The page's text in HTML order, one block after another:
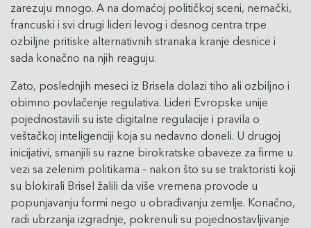
zarezuju mnogo. A na domaćoj političkoj sceni, nemački,
francuski i svi drugi lideri levog i desnog centra trpe
ozbiljne pritiske alternativnih stranaka kranje desnice i
sada konačno na njih reaguju.
Zato, poslednjih meseci iz Brisela dolazi tiho ali ozbiljno i
obimno povlačenje regulativa. Lideri Evropske unije
pojednostavili su iste digitalne regulacije i pravila o
veštačkoj inteligenciji koja su nedavno doneli. U drugoj
inicijativi, smanjili su razne birokratske obaveze za firme u
vezi sa zelenim politikama – nakon što su se traktoristi koji
su blokirali Brisel žalili da više vremena provode u
popunjavanju formi nego u obrađivanju zemlje. Konačno,
radi ubrzanja izgradnje, pokrenuli su pojednostavljivanje